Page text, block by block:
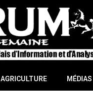
AGRICULTURE MÉDIAS